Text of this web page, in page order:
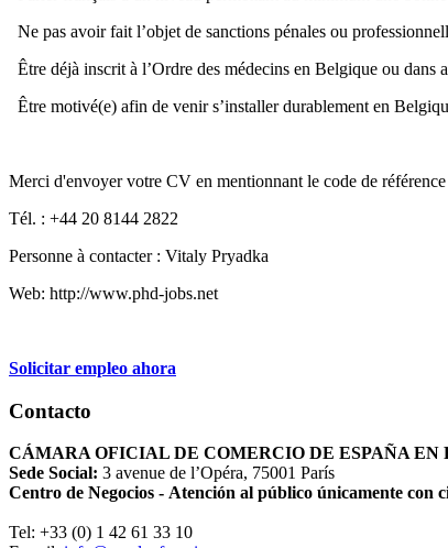
Ne pas avoir fait l’objet de sanctions pénales ou
Être déjà inscrit à l’Ordre des médecins en Belgique ou
Être motivé(e) afin de venir s’installer durablement en
Merci d'envoyer votre CV en mentionnant le code de
Tél. : +44 20 8144 2822
Personne à contacter : Vitaly Pryadka
Web: http://www.phd-jobs.net
Solicitar empleo ahora
Contacto
CÁMARA OFICIAL DE COMERCIO DE ESPAÑA EN
Sede Social: 3 avenue de l’Opéra, 75001 París
Centro de Negocios - Atención al público únicamente con
Tel: +33 (0) 1 42 61 33 10